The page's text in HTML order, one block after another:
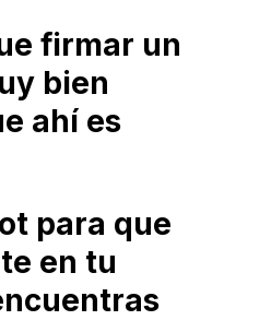
firmar un
bien
ahí es
para que
en tu